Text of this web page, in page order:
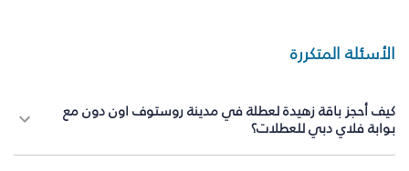
الأسئلة المتكررة
كيف أحجز باقة زهيدة لعطلة في مدينة روستوف اون دون مع
بوابة فلاي دبي للعطلات؟